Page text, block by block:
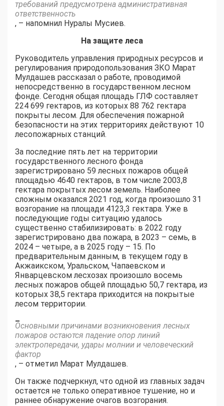
требований предусмотрена административная
ответственность
, – напомнил Нуралы Мусиев.
На защите леса
Руководитель управления природных ресурсов и
регулирования природопользования ЗКО Марат
Мулдашев рассказал о работе, проводимой
непосредственно в государственном лесном
фонде. Сегодня общая площадь ГЛФ составляет
224 699 гектаров, из которых 88 762 гектара
покрыты лесом. Для обеспечения пожарной
безопасности на этих территориях действуют 10
лесопожарных станций.
За последние пять лет на территории
государственного лесного фонда
зарегистрировано 59 лесных пожаров общей
площадью 4640 гектаров, в том числе 2003,8
гектара покрытых лесом земель. Наиболее
сложным оказался 2021 год, когда произошло 31
возгорание на площади 4123,3 гектара. Уже в
последующие годы ситуацию удалось
существенно стабилизировать: в 2022 году
зарегистрировано два пожара, в 2023 – семь, в
2024 – четыре, а в 2025 году – 15. По
предварительным данным, в текущем году в
Акжаикском, Уральском, Чапаевском и
Январцевском лесхозах произошло восемь
лесных пожаров общей площадью 50,7 гектара, из
которых 38,5 гектара приходится на покрытые
лесом территории.
–
Основными причинами возникновения лесных
пожаров остаются падение опор линий
электропередачи, удары молнии и человеческий
фактор
, – отметил Марат Мулдашев.
Он также подчеркнул, что одной из главных задач
остается не только оперативное тушение, но и
раннее обнаружение очагов возгорания.